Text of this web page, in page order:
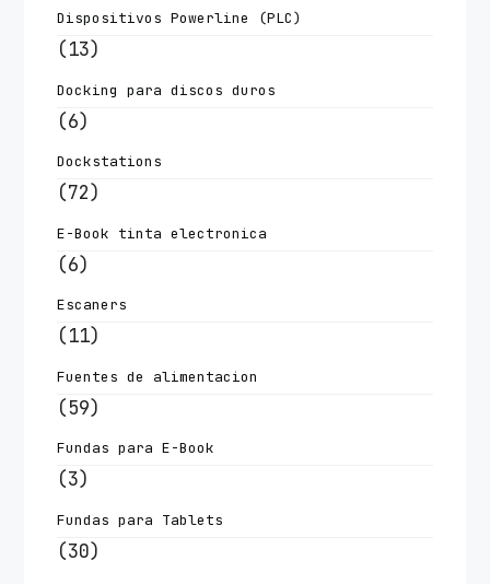
Dispositivos Powerline (PLC)
(13)
Docking para discos duros
(6)
Dockstations
(72)
E-Book tinta electronica
(6)
Escaners
(11)
Fuentes de alimentacion
(59)
Fundas para E-Book
(3)
Fundas para Tablets
(30)